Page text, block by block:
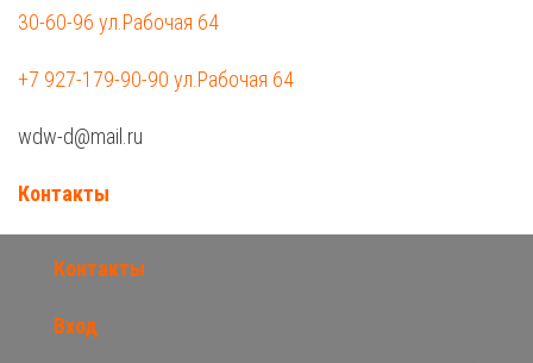
30-60-96 ул.Рабочая 64
+7 927-179-90-90 ул.Рабочая 64
wdw-d@mail.ru
Контакты
Контакты
Вход